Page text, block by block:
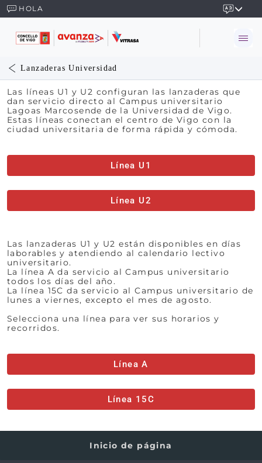
HOLA
Lanzaderas Universidad
Las líneas U1 y U2 configuran las lanzaderas que
dan servicio directo al Campus universitario
Lagoas Marcosende de la Universidad de Vigo.
Estas líneas conectan el centro de Vigo con la
ciudad universitaria de forma rápida y cómoda.
Línea U1
Línea U2
Las lanzaderas U1 y U2 están disponibles en días
laborables y atendiendo al calendario lectivo
universitario.
La línea A da servicio al Campus universitario
todos los días del año.
La línea 15C da servicio al Campus universitario de
lunes a viernes, excepto el mes de agosto.
Selecciona una línea para ver sus horarios y
recorridos.
Línea A
Línea 15C
Inicio de página